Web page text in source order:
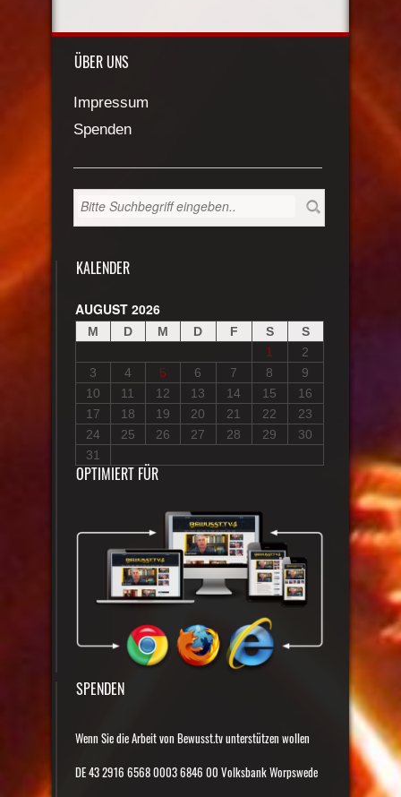
ÜBER UNS
Impressum
Spenden
KALENDER
AUGUST 2026
M D M D F S
S
1
2
3
4 5 6 7 8
9
10
11 12 13 14 15
16
17
18 19 20 21 22
23
24
25 26 27 28 29
30
31
OPTIMIERT FÜR
SPENDEN
Wenn Sie die Arbeit von Bewusst.tv unterstützen wollen
DE 43 2916 6568 0003 6846 00 Volksbank Worpswede